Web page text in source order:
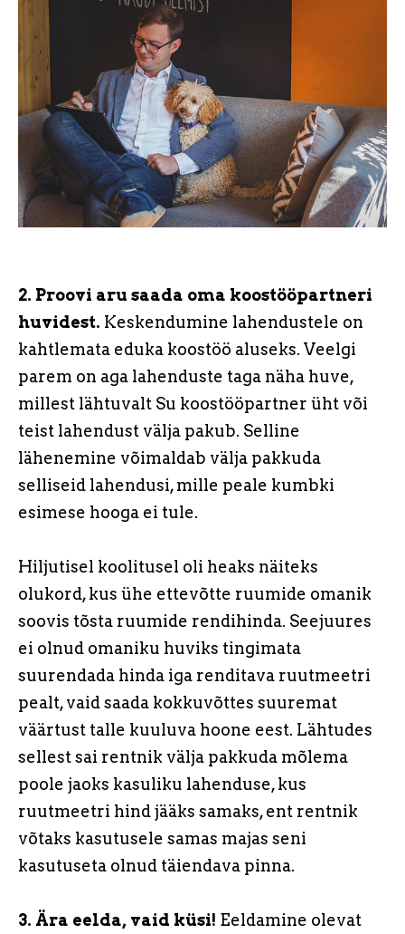
2. Proovi aru saada oma koostööpartneri
huvidest. Keskendumine lahendustele on
kahtlemata eduka koostöö aluseks. Veelgi
parem on aga lahenduste taga näha huve,
millest lähtuvalt Su koostööpartner üht või
teist lahendust välja pakub. Selline
lähenemine võimaldab välja pakkuda
selliseid lahendusi, mille peale kumbki
esimese hooga ei tule.
Hiljutisel koolitusel oli heaks näiteks
olukord, kus ühe ettevõtte ruumide omanik
soovis tõsta ruumide rendihinda. Seejuures
ei olnud omaniku huviks tingimata
suurendada hinda iga renditava ruutmeetri
pealt, vaid saada kokkuvõttes suuremat
väärtust talle kuuluva hoone eest. Lähtudes
sellest sai rentnik välja pakkuda mõlema
poole jaoks kasuliku lahenduse, kus
ruutmeetri hind jääks samaks, ent rentnik
võtaks kasutusele samas majas seni
kasutuseta olnud täiendava pinna.
3. Ära eelda, vaid küsi! Eeldamine olevat